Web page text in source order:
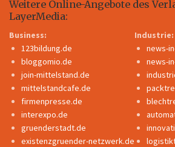
Weitere Online-Angebote des
LayerMedia:
Business:
123bildung.de
bloggomio.de
join-mittelstand.de
mittelstandcafe.de
firmenpresse.de
interexpo.de
gruenderstadt.de
existenzgruender-netzwerk.de
Industrie:
news-
news-